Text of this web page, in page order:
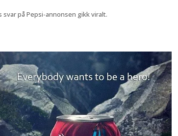
på Pepsi-annonsen gikk viralt.